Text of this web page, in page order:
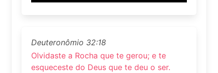
Deuteronômio 32:18
Olvidaste a Rocha que te gerou; e te
esqueceste do Deus que te deu o ser.